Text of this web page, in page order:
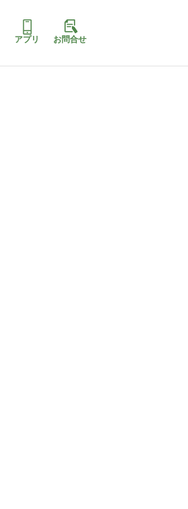
アプリ お問合せ